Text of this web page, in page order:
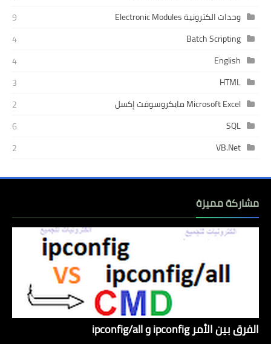
وحدات الكترونية Electronic Modules
9
Batch Scripting
4
English
4
HTML
3
Microsoft Excel مايكروسوفت إكسل
2
SQL
6
VB.Net
2
مشاركة مميزة
الفرق بين الأمر ipconfig و ipconfig/all